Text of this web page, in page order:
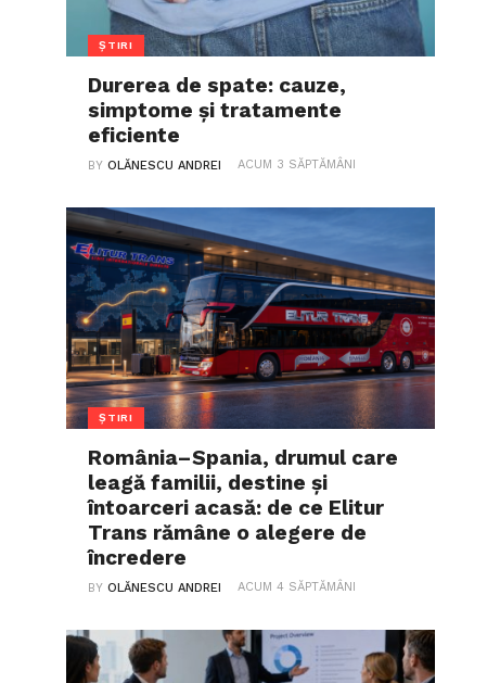
ȘTIRI
Durerea de spate: cauze,
simptome și tratamente
eficiente
BYOLĂNESCU ANDREI ACUM 3 SĂPTĂMÂNI
ȘTIRI
România–Spania, drumul care
leagă familii, destine și
întoarceri acasă: de ce Elitur
Trans rămâne o alegere de
încredere
BYOLĂNESCU ANDREI ACUM 4 SĂPTĂMÂNI